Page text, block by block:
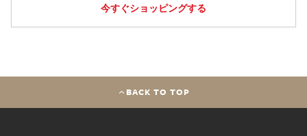
今すぐショッピングする
BACK TO TOP